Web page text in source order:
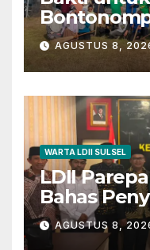
Kerja Bakti
Lapangan
AGUSTUS 8,
WARTA LDII SULSEL
LDII
Bahas
untuk
AGUSTUS 8,